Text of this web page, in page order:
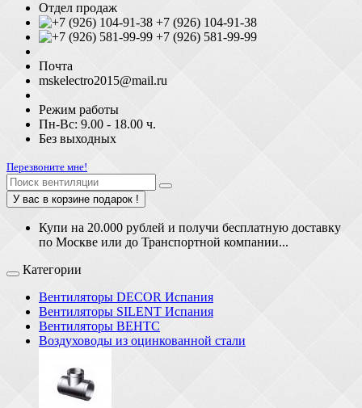
Отдел продаж
+7 (926) 104-91-38
+7 (926) 581-99-99
Почта
mskelectro2015@mail.ru
Режим работы
Пн-Вс: 9.00 - 18.00 ч.
Без выходных
Перезвоните мне!
У вас в корзине подарок !
Купи на 20.000 рублей и получи бесплатную доставку
по Москве или до Транспортной компании...
Категории
Вентиляторы DECOR Испания
Вентиляторы SILENT Испания
Вентиляторы ВЕНТС
Воздуховоды из оцинкованной стали